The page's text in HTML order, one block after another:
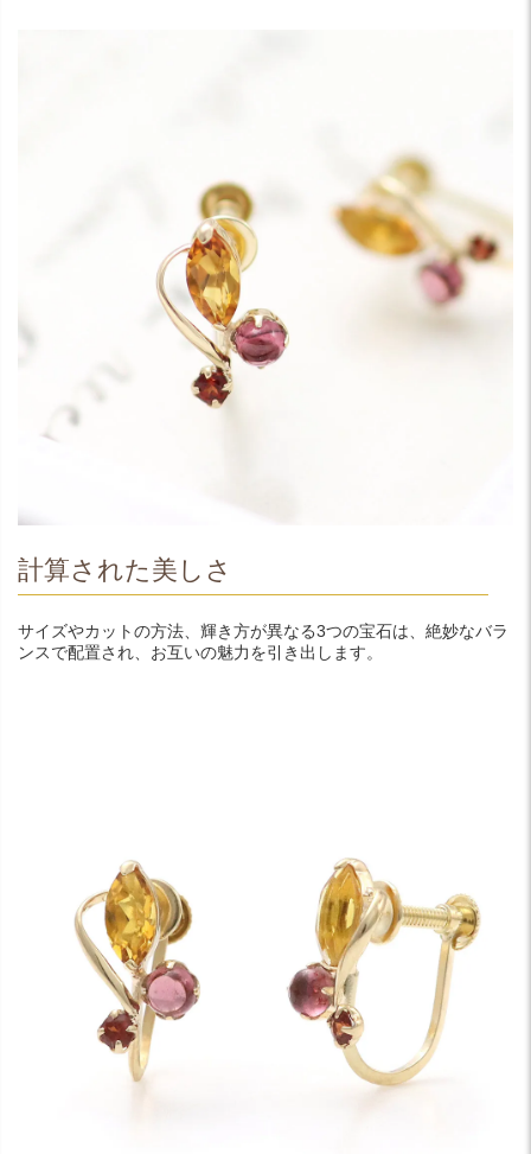
計算された美しさ
サイズやカットの方法、輝き方が異なる3つの宝石は、絶妙なバラ
ンスで配置され、お互いの魅力を引き出します。